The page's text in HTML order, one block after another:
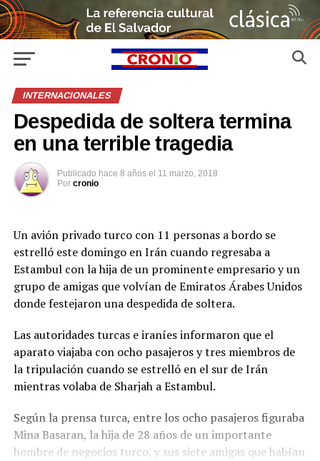
INTERNACIONALES
Despedida de soltera termina
en una terrible tragedia
Publicado hace 8 años el 11 marzo, 2018
Por cronio
Un avión privado turco con 11 personas a bordo se
estrelló este domingo en Irán cuando regresaba a
Estambul con la hija de un prominente empresario y un
grupo de amigas que volvían de Emiratos Árabes Unidos
donde festejaron una despedida de soltera.
Las autoridades turcas e iraníes informaron que el
aparato viajaba con ocho pasajeros y tres miembros de
la tripulación cuando se estrelló en el sur de Irán
mientras volaba de Sharjah a Estambul.
Según la prensa turca, entre los ocho pasajeros figuraba
Mina Basaran, la hija de 28 años de un importante
hombre de negocios turco, y sus siete amigas que habían